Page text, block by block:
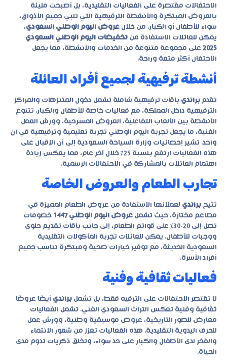
الاحتفالات مقتصرة على الفعاليات التقليدية، بل أصبحت مليئة
بالعروض المبتكرة والأنشطة الترفيهية التي تلبي جميع الأذواق،
سواء للأطفال أو الكبار. من خلال عروض اليوم الوطني السعودي،
يمكن للعائلات الاستفادة من تخفيضات اليوم الوطني السعودي
2025 على مجموعة متنوعة من الخدمات والأنشطة، مما يجعل
الاحتفال أكثر متعة وراحة.
أنشطة ترفيهية لجميع أفراد العائلة
تقدم براندي باقات ترفيهية شاملة تشمل دخول المتنزهات والمراكز
الترفيهية داخل المملكة، مع فعاليات خاصة للأطفال والكبار. تتنوع
الأنشطة بين الألعاب التفاعلية، العروض المسرحية، وورش العمل
الفنية، ما يجعل تجربة اليوم الوطني تجربة تعليمية وترفيهية في آن
واحد. تشير إحصائيات وزارة السياحة السعودية إلى أن الإقبال على
هذه الفعاليات ارتفع بنسبة 25% خلال آخر عام، مما يعكس زيادة
اهتمام العائلات بالمشاركة في الاحتفالات الرسمية.
تجارب الطعام والعروض الخاصة
تتيح براندي لعملائها الاستفادة من عروض الطعام المميزة في
مطاعم مختارة، حيث تشمل عروض اليوم الوطني 1447
خصومات
تصل إلى 20-30% على قوائم الطعام، إلى جانب باقات تقديم حلوى
ووجبات للأطفال. يمكن للعائلات تجربة المأكولات التقليدية
السعودية الحديثة، مع توفير خيارات صحية ومبتكرة تناسب جميع
أفراد الأسرة.
فعاليات ثقافية وفنية
لا تقتصر الاحتفالات على الترفيه فقط، بل تشمل براندي أيضًا عروضًا
ثقافية وفنية تعكس التراث السعودي الغني. تشمل الفعاليات
معارض للصور التاريخية، عروض موسيقية وطنية، وورش عمل
للحرف اليدوية التقليدية. هذه الفعاليات تعزز من شعور الانتماء
والفخر لدى الأطفال والكبار على حد سواء، وتخلق ذكريات تدوم مدى
الحياة.